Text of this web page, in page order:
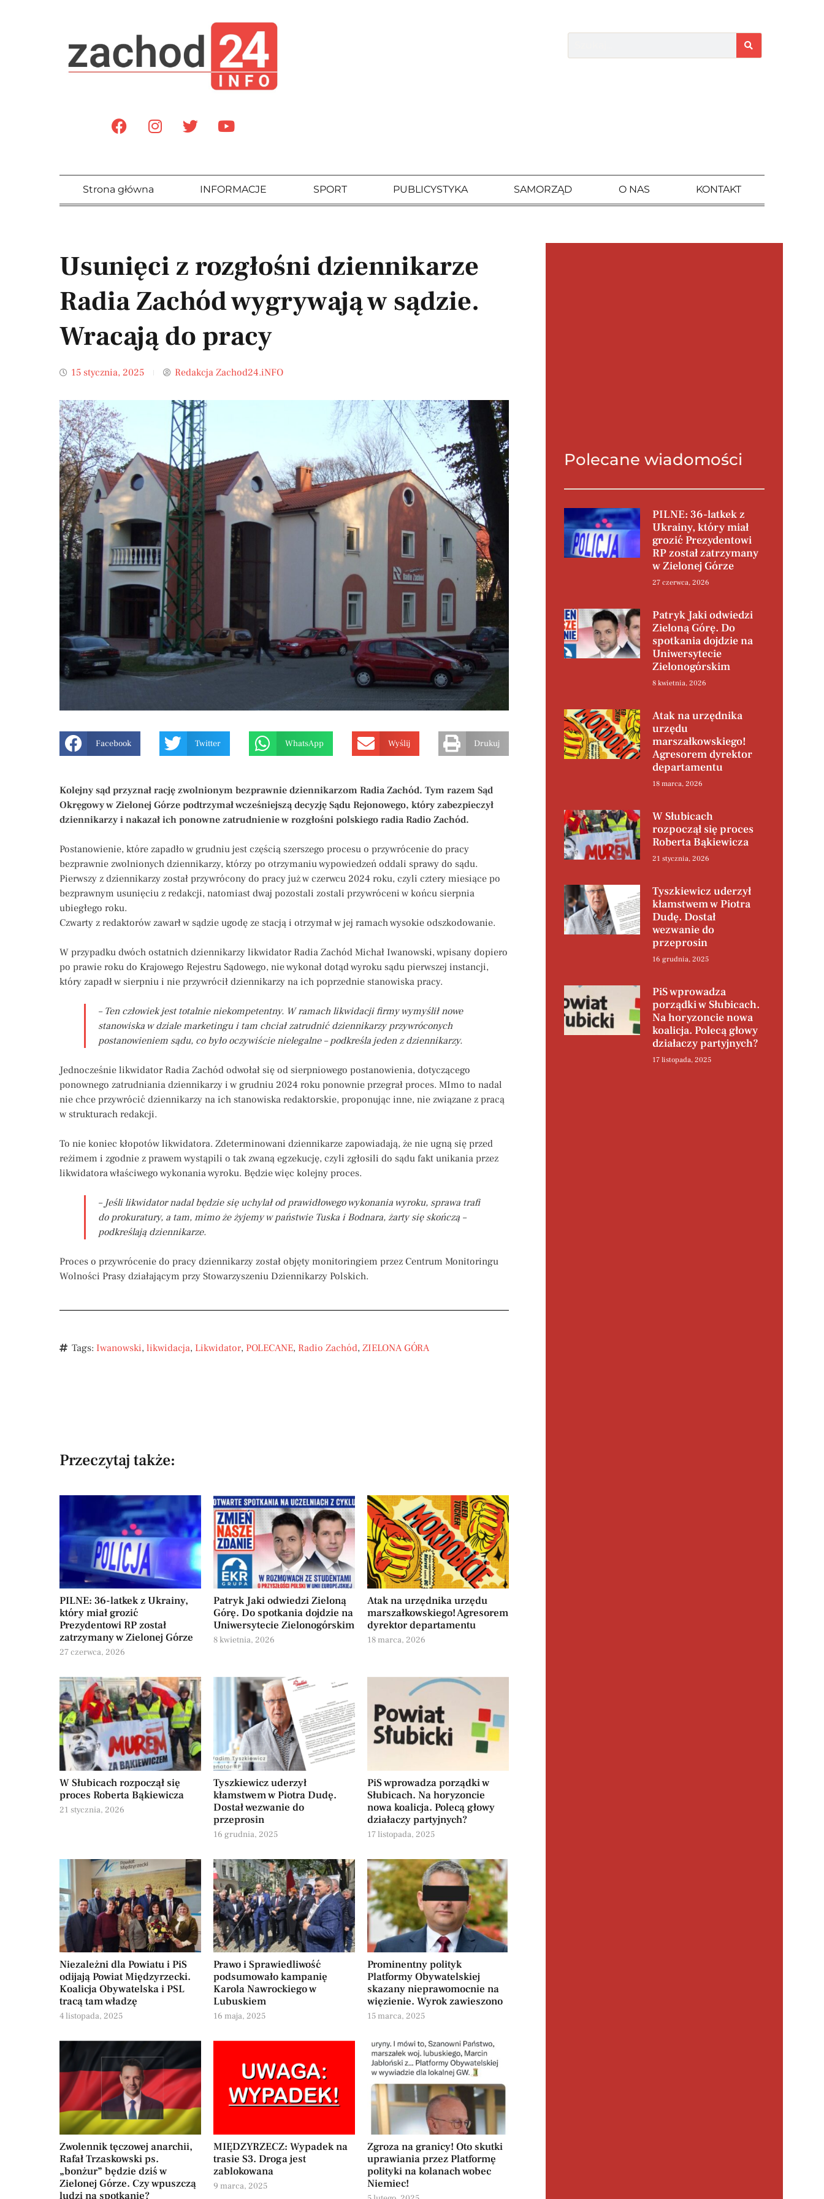
Strona główna INFORMACJE SPORT PUBLICYSTYKA SAMORZĄD O NAS KONTAKT
Usunięci z rozgłośni dziennikarze
Radia Zachód wygrywają w sądzie.
Wracają do pracy
15 stycznia, 2025 Redakcja Zachod24.iNFO
Facebook Twitter WhatsApp Wyślij Drukuj
Kolejny sąd przyznał rację zwolnionym bezprawnie dziennikarzom Radia Zachód. Tym razem Sąd
Okręgowy w Zielonej Górze podtrzymał wcześniejszą decyzję Sądu Rejonowego, który zabezpieczył
dziennikarzy i nakazał ich ponowne zatrudnienie w rozgłośni polskiego radia Radio Zachód.
Postanowienie, które zapadło w grudniu jest częścią szerszego procesu o przywrócenie do pracy
bezprawnie zwolnionych dziennikarzy, którzy po otrzymaniu wypowiedzeń oddali sprawy do sądu.
Pierwszy z dziennikarzy został przywrócony do pracy już w czerwcu 2024 roku, czyli cztery miesiące po
bezprawnym usunięciu z redakcji, natomiast dwaj pozostali zostali przywróceni w końcu sierpnia
ubiegłego roku.
Czwarty z redaktorów zawarł w sądzie ugodę ze stacją i otrzymał w jej ramach wysokie odszkodowanie.
W przypadku dwóch ostatnich dziennikarzy likwidator Radia Zachód Michał Iwanowski, wpisany dopiero
po prawie roku do Krajowego Rejestru Sądowego, nie wykonał dotąd wyroku sądu pierwszej instancji,
który zapadł w sierpniu i nie przywrócił dziennikarzy na ich poprzednie stanowiska pracy.
– Ten człowiek jest totalnie niekompetentny. W ramach likwidacji firmy wymyślił nowe
stanowiska w dziale marketingu i tam chciał zatrudnić dziennikarzy przywróconych
postanowieniem sądu, co było oczywiście nielegalne – podkreśla jeden z dziennikarzy.
Jednocześnie likwidator Radia Zachód odwołał się od sierpniowego postanowienia, dotyczącego
ponownego zatrudniania dziennikarzy i w grudniu 2024 roku ponownie przegrał proces. MImo to nadal
nie chce przywrócić dziennikarzy na ich stanowiska redaktorskie, proponując inne, nie związane z pracą
w strukturach redakcji.
To nie koniec kłopotów likwidatora. Zdeterminowani dziennikarze zapowiadają, że nie ugną się przed
reżimem i zgodnie z prawem wystąpili o tak zwaną egzekucję, czyli zgłosili do sądu fakt unikania przez
likwidatora właściwego wykonania wyroku. Będzie więc kolejny proces.
– Jeśli likwidator nadal będzie się uchylał od prawidłowego wykonania wyroku, sprawa trafi
do prokuratury, a tam, mimo że żyjemy w państwie Tuska i Bodnara, żarty się skończą –
podkreślają dziennikarze.
Proces o przywrócenie do pracy dziennikarzy został objęty monitoringiem przez Centrum Monitoringu
Wolności Prasy działającym przy Stowarzyszeniu Dziennikarzy Polskich.
Tags: Iwanowski, likwidacja, Likwidator, POLECANE, Radio Zachód, ZIELONA GÓRA
Przeczytaj także:
PILNE: 36-latkek z Ukrainy,
który miał grozić
Prezydentowi RP został
zatrzymany w Zielonej Górze
27 czerwca, 2026
Patryk Jaki odwiedzi Zieloną
Górę. Do spotkania dojdzie na
Uniwersytecie Zielonogórskim
8 kwietnia, 2026
Atak na urzędnika urzędu
marszałkowskiego! Agresorem
dyrektor departamentu
18 marca, 2026
W Słubicach rozpoczął się
proces Roberta Bąkiewicza
21 stycznia, 2026
Tyszkiewicz uderzył
kłamstwem w Piotra Dudę.
Dostał wezwanie do
przeprosin
16 grudnia, 2025
PiS wprowadza porządki w
Słubicach. Na horyzoncie
nowa koalicja. Polecą głowy
działaczy partyjnych?
17 listopada, 2025
Niezależni dla Powiatu i PiS
odijają Powiat Międzyrzecki.
Koalicja Obywatelska i PSL
tracą tam władzę
4 listopada, 2025
Prawo i Sprawiedliwość
podsumowało kampanię
Karola Nawrockiego w
Lubuskiem
16 maja, 2025
Prominentny polityk
Platformy Obywatelskiej
skazany nieprawomocnie na
więzienie. Wyrok zawieszono
15 marca, 2025
Zwolennik tęczowej anarchii,
Rafał Trzaskowski ps.
„bonżur” będzie dziś w
Zielonej Górze. Czy wpuszczą
ludzi na spotkanie?
MIĘDZYRZECZ: Wypadek na
trasie S3. Droga jest
zablokowana
9 marca, 2025
Zgroza na granicy! Oto skutki
uprawiania przez Platformę
polityki na kolanach wobec
Niemiec!
Polecane wiadomości
PILNE: 36-latkek z
Ukrainy, który miał
grozić Prezydentowi
RP został zatrzymany
w Zielonej Górze
27 czerwca, 2026
Patryk Jaki odwiedzi
Zieloną Górę. Do
spotkania dojdzie na
Uniwersytecie
Zielonogórskim
8 kwietnia, 2026
Atak na urzędnika
urzędu
marszałkowskiego!
Agresorem dyrektor
departamentu
18 marca, 2026
W Słubicach
rozpoczął się proces
Roberta Bąkiewicza
21 stycznia, 2026
Tyszkiewicz uderzył
kłamstwem w Piotra
Dudę. Dostał
wezwanie do
przeprosin
16 grudnia, 2025
PiS wprowadza
porządki w Słubicach.
Na horyzoncie nowa
koalicja. Polecą głowy
działaczy partyjnych?
17 listopada, 2025